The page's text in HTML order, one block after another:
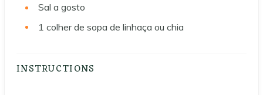
Sal a gosto
1 colher de sopa de linhaça ou chia
INSTRUCTIONS